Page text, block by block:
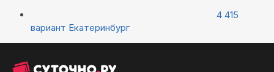
4 415
вариант Екатеринбург